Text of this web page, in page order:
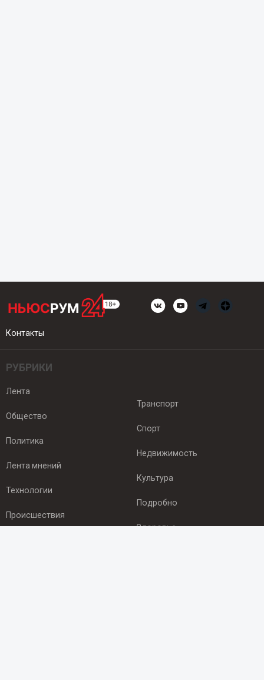
Контакты
РУБРИКИ
Лента
Общество
Политика
Лента мнений
Технологии
Происшествия
Транспорт
Спорт
Недвижимость
Культура
Подробно
Здоровье